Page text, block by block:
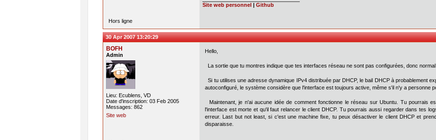
Site web personnel | Github
Hors ligne
30 Apr 2007 13:20:29
BOFH
Admin
Lieu: Ecublens, VD
Date d'inscription: 03 Feb 2005
Messages: 862
Site web
Hello,
La sortie que tu montres indique que tes interfaces réseau ne sont pas configurées, donc
Si tu utilises une adresse dynamique IPv4 distribuée par DHCP, le bail DHCP à probablement
autoconfiguré, le système considère que l'interface est toujours active, même s'il n'y a personne
Maintenant, je n'ai aucune idée de comment fonctionne le réseau sur Ubuntu. Tu pourrais
l'interface est morte et qu'il faut relancer le client DHCP. Tu pourrais aussi regarder dans tes
erreur. Last but not least, si c'est une machine fixe, tu peux désactiver le client DHCP et
disparaisse.